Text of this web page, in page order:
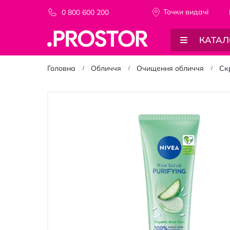
0 800 600 200 Точки видачi
Головна Обличчя Очищення обличчя